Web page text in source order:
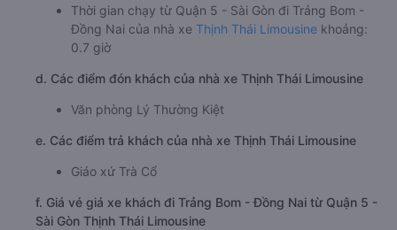
Thời gian chạy từ Quận 5 - Sài Gòn đi Trảng Bom -
Đồng Nai của nhà xe Thịnh Thái Limousine khoảng:
0.7 giờ
d. Các điểm đón khách của nhà xe Thịnh Thái Limousine
Văn phòng Lý Thường Kiệt
e. Các điểm trả khách của nhà xe Thịnh Thái Limousine
Giáo xứ Trà Cổ
f. Giá vé giá xe khách đi Trảng Bom - Đồng Nai từ Quận 5 -
Sài Gòn Thịnh Thái Limousine